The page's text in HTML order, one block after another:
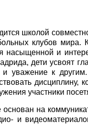
школой
клубов
насыщенной и
дети усвоят
и уважение к
дисциплину,
участники
основан на
и